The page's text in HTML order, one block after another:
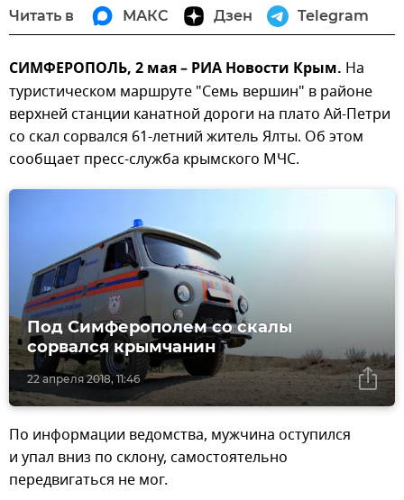
Читать в МАКС Дзен Telegram
СИМФЕРОПОЛЬ, 2 мая – РИА Новости Крым. На
туристическом маршруте "Семь вершин" в районе
верхней станции канатной дороги на плато Ай-Петри
со скал сорвался 61-летний житель Ялты. Об этом
сообщает пресс-служба крымского МЧС.
22 апреля 2018, 11:46
Под Симферополем со скалы
сорвался крымчанин
По информации ведомства, мужчина оступился
и упал вниз по склону, самостоятельно
передвигаться не мог.